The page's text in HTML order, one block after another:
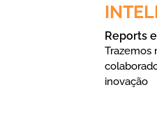
Reports
Trazemos
inovação